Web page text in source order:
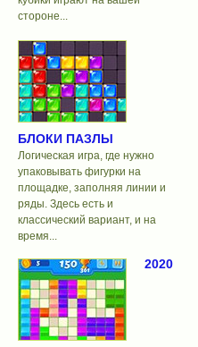
стороне...
БЛОКИ ПАЗЛЫ
Логическая игра, где нужно
упаковывать фигурки на
площадке, заполняя линии и
ряды. Здесь есть и
классический вариант, и на
время...
2020